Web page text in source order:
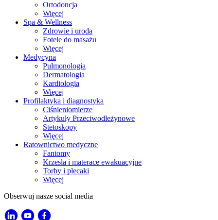
Ortodoncja
Więcej
Spa & Wellness
Zdrowie i uroda
Fotele do masażu
Więcej
Medycyna
Pulmonologia
Dermatologia
Kardiologia
Więcej
Profilaktyka i diagnostyka
Ciśnieniomierze
Artykuły Przeciwodleżynowe
Stetoskopy
Więcej
Ratownictwo medyczne
Fantomy
Krzesła i materace ewakuacyjne
Torby i plecaki
Więcej
Obserwuj nasze social media